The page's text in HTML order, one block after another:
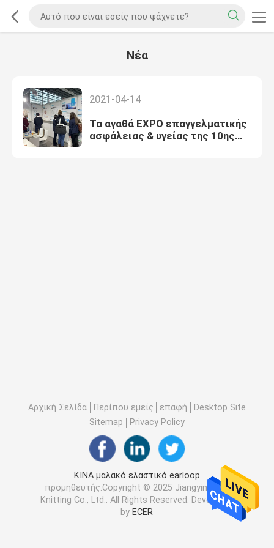
Νέα
2021-04-14
Τα αγαθά EXPO επαγγελματικής
ασφάλειας & υγείας της 10ης
Αρχική Σελίδα Περίπου εμείς επαφή
Desktop Site
Sitemap
Privacy Policy
ΚΙΝΑ μαλακό ελαστικό earloop
προμηθευτής.Copyright © 2025 Jiangyin Best
Knitting Co., Ltd.. All Rights Reserved. Developed
by ECER